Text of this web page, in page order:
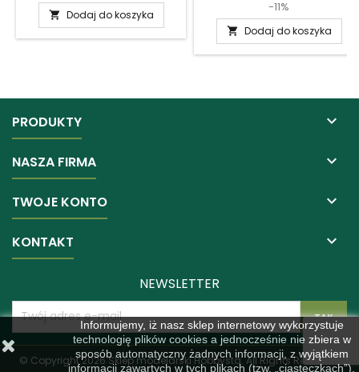
 Dodaj do koszyka
-11%
 Dodaj do koszyka
PRODUKTY 
NASZA FIRMA 
TWOJE KONTO 
KONTAKT 
Informujemy, iż nasz sklep internetowy wykorzystuje
technologię plików cookies a jednocześnie nie zbiera w
sposób automatyczny żadnych informacji, z wyjątkiem
informacji zawartych w tych plikach (tzw. „ciasteczkach”).
NEWSLETTER
© Copyright 2026 Sklep modelarski Hobbysta. All Rights Reserved.